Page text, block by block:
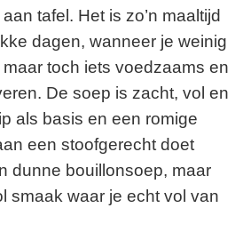
tafel. Het is zo’n maaltijd
dagen, wanneer je weinig
toch iets voedzaams en
De soep is zacht, vol en
als basis en een romige
een stoofgerecht doet
dunne bouillonsoep, maar
smaak waar je echt vol van